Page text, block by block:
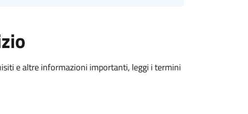
e altre informazioni importanti, leggi i termini